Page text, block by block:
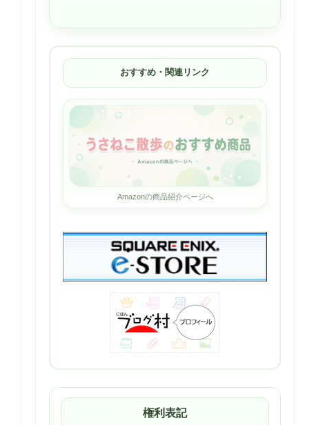
おすすめ・関連リンク
Amazonの商品紹介ページへ
権利表記